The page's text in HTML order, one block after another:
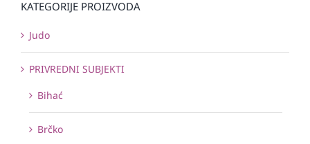
KATEGORIJE PROIZVODA
Judo
PRIVREDNI SUBJEKTI
Bihać
Brčko